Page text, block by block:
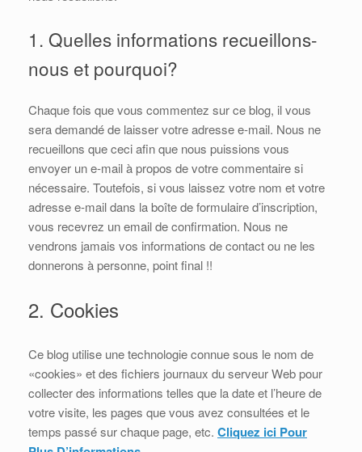
1. Quelles informations recueillons-
nous et pourquoi?
Chaque fois que vous commentez sur ce blog, il vous
sera demandé de laisser votre adresse e-mail. Nous ne
recueillons que ceci afin que nous puissions vous
envoyer un e-mail à propos de votre commentaire si
nécessaire. Toutefois, si vous laissez votre nom et votre
adresse e-mail dans la boîte de formulaire d’inscription,
vous recevrez un email de confirmation. Nous ne
vendrons jamais vos informations de contact ou ne les
donnerons à personne, point final !!
2. Cookies
Ce blog utilise une technologie connue sous le nom de
«cookies» et des fichiers journaux du serveur Web pour
collecter des informations telles que la date et l’heure de
votre visite, les pages que vous avez consultées et le
temps passé sur chaque page, etc. Cliquez ici Pour